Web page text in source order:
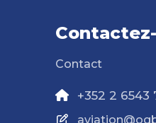
Contact
+352 2 6543